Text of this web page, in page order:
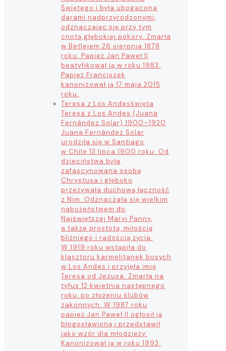
Świętego i była ubogacona
darami nadprzyrodzonymi,
odznaczając się przy tym
cnotą głębokiej pokory. Zmarła
w Betlejem 26 sierpnia 1878
roku. Papież Jan Paweł II
beatyfikował ją w roku 1983.
Papież Franciszek
kanonizował ją 17 maja 2015
roku.
Teresa z Los Andesświęta
Teresa z Los Andes (Juana
Fernández Solar) 1900–1920
Juana Fernández Solar
urodziła się w Santiago
w Chile 13 lipca 1900 roku. Od
dzieciństwa była
zafascynowana osobą
Chrystusa i głęboko
przeżywała duchową łączność
z Nim. Odznaczała się wielkim
nabożeństwem do
Najświętszej Maryi Panny,
a także prostotą, miłością
bliźniego i radością życia.
W 1919 roku wstąpiła do
klasztoru karmelitanek bosych
w Los Andes i przyjęła imię
Teresa od Jezusa. Zmarła na
tyfus 12 kwietnia następnego
roku, po złożeniu ślubów
zakonnych. W 1987 roku
papież Jan Paweł II ogłosił ją
błogosławioną i przedstawił
jako wzór dla młodzieży.
Kanonizował ją w roku 1993.